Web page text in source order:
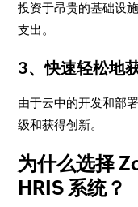
投资于昂贵的基础设
支出。
3、快速轻松地
由于云中的开发和部
级和获得创新。
为什么选择
HRIS 系统？